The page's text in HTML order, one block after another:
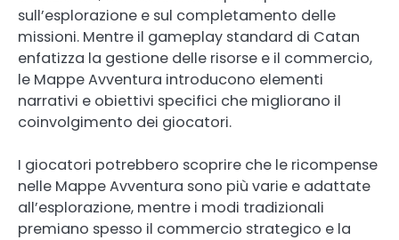
sull’esplorazione e sul completamento delle
missioni. Mentre il gameplay standard di Catan
enfatizza la gestione delle risorse e il commercio,
le Mappe Avventura introducono elementi
narrativi e obiettivi specifici che migliorano il
coinvolgimento dei giocatori.
I giocatori potrebbero scoprire che le ricompense
nelle Mappe Avventura sono più varie e adattate
all’esplorazione, mentre i modi tradizionali
premiano spesso il commercio strategico e la